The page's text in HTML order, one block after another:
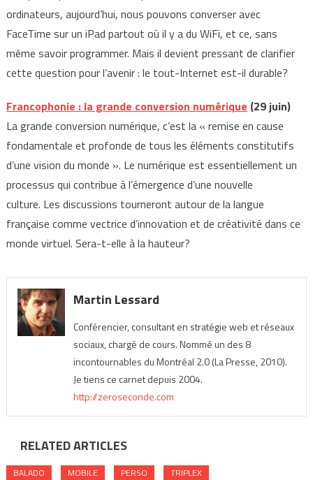
ordinateurs, aujourd’hui, nous pouvons converser avec
FaceTime sur un iPad partout où il y a du WiFi, et ce, sans
même savoir programmer. Mais il devient pressant de clarifier
cette question pour l’avenir : le tout-Internet est-il durable?
Francophonie : la grande conversion numérique (29 juin)
La grande conversion numérique, c’est la « remise en cause
fon­da­men­tale et pro­fonde de tous les éléments cons­ti­tu­tifs
d’une vision du monde ». Le numé­ri­que est essentiellement un
pro­ces­sus qui contribue à l’émergence d’une nou­velle
culture. Les discussions tourneront autour de la langue
française comme vectrice d’innovation et de créativité dans ce
monde virtuel. Sera-t-elle à la hauteur?
Martin Lessard
Conférencier, consultant en stratégie web et réseaux
sociaux, chargé de cours. Nommé un des 8
incontournables du Montréal 2.0 (La Presse, 2010).
Je tiens ce carnet depuis 2004.
http://zeroseconde.com
RELATED ARTICLES
BALADO MOBILE PERSO TRIPLEX